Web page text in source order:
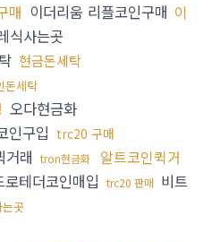
매 이더리움 리플코인구매 이
식사는곳
현금돈세탁
돈세탁
오다현금화
인구입 trc20 구매
거래 tron현금화
알트코인퀵거
로테더코인매입 trc20 판매 비트
곳